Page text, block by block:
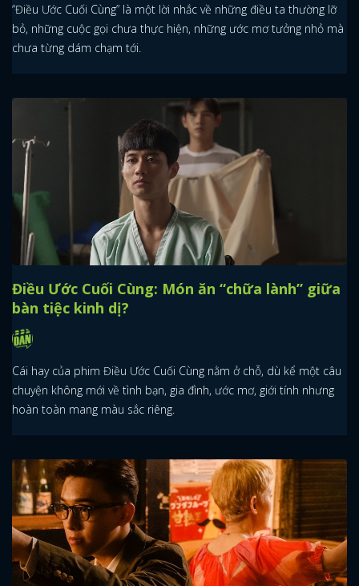
“Điều Ước Cuối Cùng” là một lời nhắc về những điều ta thường lỡ
bỏ, những cuộc gọi chưa thực hiện, những ước mơ tưởng nhỏ mà
chưa từng dám chạm tới.
Điều Ước Cuối Cùng: Món ăn “chữa lành” giữa
bàn tiệc kinh dị?
Cái hay của phim Điều Ước Cuối Cùng nằm ở chỗ, dù kể một câu
chuyện không mới về tình bạn, gia đình, ước mơ, giới tính nhưng
hoàn toàn mang màu sắc riêng.